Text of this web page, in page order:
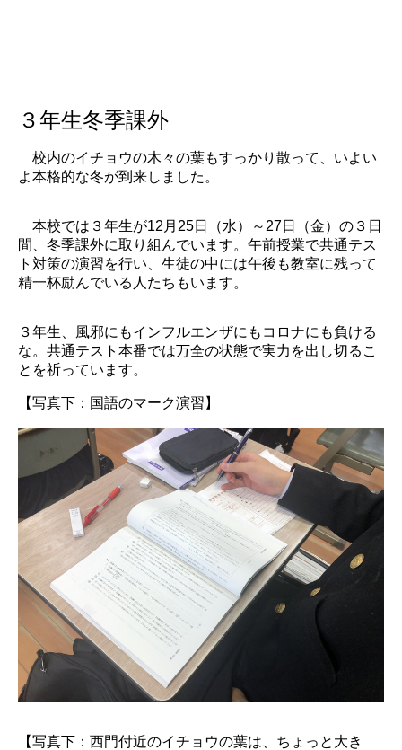
３年生冬季課外
校内のイチョウの木々の葉もすっかり散って、いよい
よ本格的な冬が到来しました。
本校では３年生が12月25日（水）～27日（金）の３日
間、冬季課外に取り組んでいます。午前授業で共通テス
ト対策の演習を行い、生徒の中には午後も教室に残って
精一杯励んでいる人たちもいます。
３年生、風邪にもインフルエンザにもコロナにも負ける
な。共通テスト本番では万全の状態で実力を出し切るこ
とを祈っています。
【写真下：国語のマーク演習】
【写真下：西門付近のイチョウの葉は、ちょっと大き